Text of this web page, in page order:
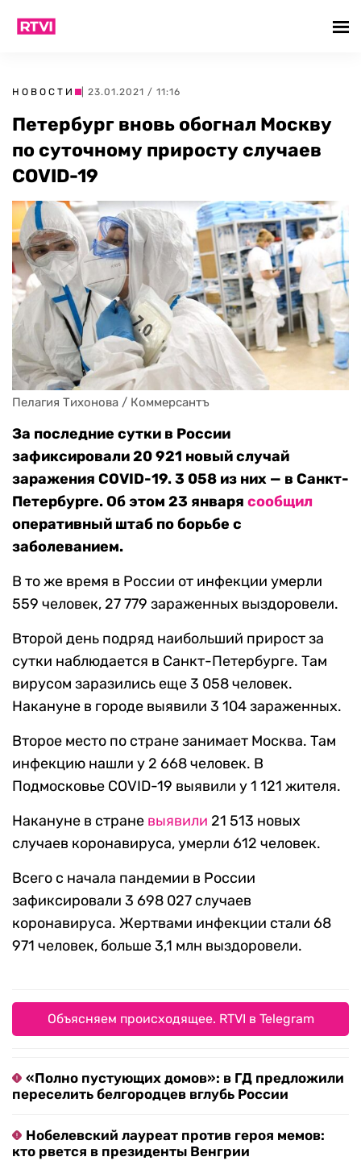
НОВОСТИ | 23.01.2021 / 11:16
Петербург вновь обогнал Москву
по суточному приросту случаев
COVID-19
Пелагия Тихонова / Коммерсантъ
За последние сутки в России
зафиксировали 20 921 новый случай
заражения COVID-19. 3 058 из них — в Санкт-
Петербурге. Об этом 23 января сообщил
оперативный штаб по борьбе с
заболеванием.
В то же время в России от инфекции умерли
559 человек, 27 779 зараженных выздоровели.
Второй день подряд наибольший прирост за
сутки наблюдается в Санкт-Петербурге. Там
вирусом заразились еще 3 058 человек.
Накануне в городе выявили 3 104 зараженных.
Второе место по стране занимает Москва. Там
инфекцию нашли у 2 668 человек. В
Подмосковье COVID-19 выявили у 1 121 жителя.
Накануне в стране выявили 21 513 новых
случаев коронавируса, умерли 612 человек.
Всего с начала пандемии в России
зафиксировали 3 698 027 случаев
коронавируса. Жертвами инфекции стали 68
971 человек, больше 3,1 млн выздоровели.
Объясняем происходящее. RTVI в Telegram
«Полно пустующих домов»: в ГД предложили
переселить белгородцев вглубь России
Нобелевский лауреат против героя мемов:
кто рвется в президенты Венгрии